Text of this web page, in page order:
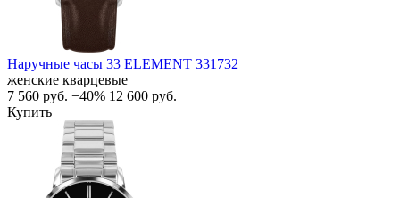
Наручные часы 33 ELEMENT 331732
женские кварцевые
7 560 руб. −40% 12 600 руб.
Купить